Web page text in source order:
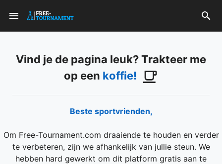
Vind je de pagina leuk? Trakteer me
op een koffie!
Beste sportvrienden,
Om Free-Tournament.com draaiende te houden en verder
te verbeteren, zijn we afhankelijk van jullie steun. We
hebben hard gewerkt om dit platform gratis aan te